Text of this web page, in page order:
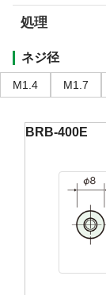
処理
ネジ径
M1.4 M1.7
BRB-400E